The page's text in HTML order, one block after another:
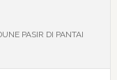
PASIR DI PANTAI